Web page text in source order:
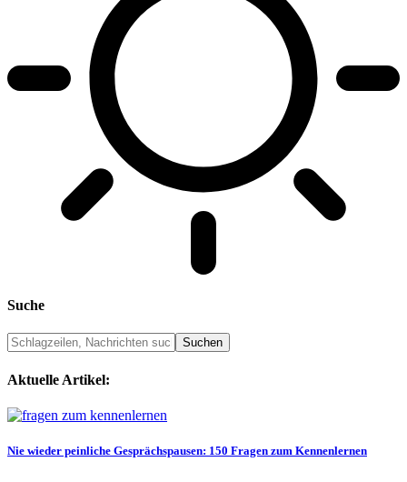
Suche
Aktuelle Artikel:
Nie wieder peinliche Gesprächspausen: 150 Fragen zum Kennenlernen